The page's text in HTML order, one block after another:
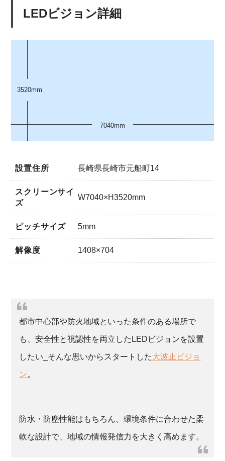
LEDビジョン詳細
3520mm
7040mm
設置住所 長崎県長崎市元船町14
スクリーンサイ
ズ
W7040×H3520mm
ピッチサイズ 5mm
解像度 1408×704
都市中心部や防火地域といった条件のある場所で
も、安全性と視認性を両立したLEDビジョンを設置
したい_そんな思いからスタートした大波止ビジョ
ン。
防水・防塵性能はもちろん、環境条件に合わせた柔
軟な設計で、地域の情報発信力を大きく高めます。